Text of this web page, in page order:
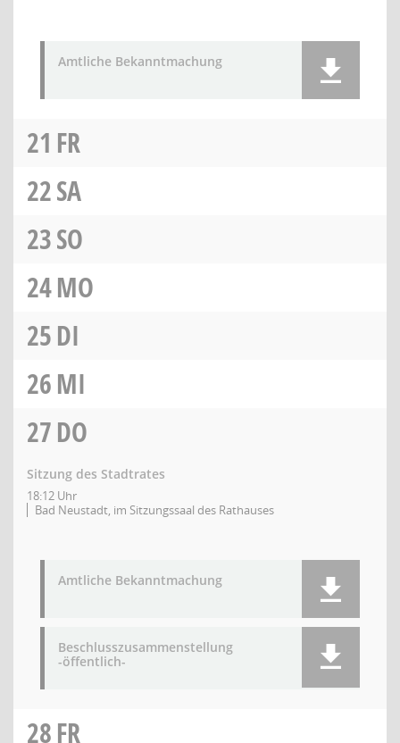
Amtliche Bekanntmachung
21 FR
22SA
23SO
24MO
25DI
26MI
27DO
Sitzung des Stadtrates
18:12 Uhr
Bad Neustadt, im Sitzungssaal des Rathauses
Amtliche Bekanntmachung
Beschlusszusammenstellung
-öffentlich-
28FR